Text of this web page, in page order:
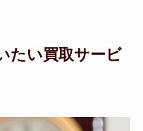
たい買取サービ